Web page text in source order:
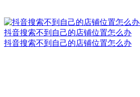
抖音搜索不到自己的店铺位置怎么办
抖音搜索不到自己的店铺位置怎么办